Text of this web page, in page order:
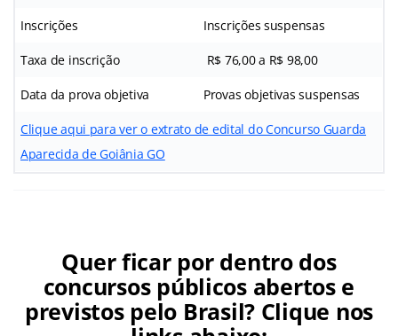
Inscrições Inscrições suspensas
Taxa de inscrição R$ 76,00 a R$ 98,00
Data da prova objetiva Provas objetivas suspensas
Clique aqui para ver o extrato de edital do Concurso Guarda
Aparecida de Goiânia GO
Quer ficar por dentro dos
concursos públicos abertos e
previstos pelo Brasil? Clique nos